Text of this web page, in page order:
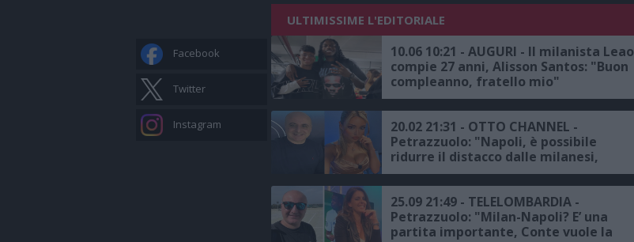
Facebook
Twitter
Instagram
ULTIMISSIME L'EDITORIALE
10.06 10:21 - AUGURI - Il milanista Leao
compie 27 anni, Alisson Santos: "Buon
compleanno, fratello mio"
20.02 21:31 - OTTO CHANNEL -
Petrazzuolo: "Napoli, è possibile
ridurre il distacco dalle milanesi,
Chivu? Dichiarazioni fuori luogo"
25.09 21:49 - TELELOMBARDIA -
Petrazzuolo: "Milan-Napoli? E’ una
partita importante, Conte vuole la